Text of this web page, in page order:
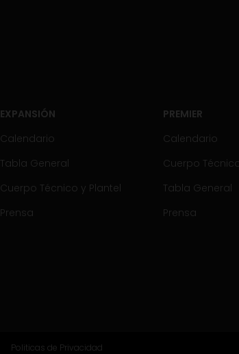
EXPANSIÓN
Calendario
Tabla General
Cuerpo Técnico y Plantel
Prensa
PREMIER
Calendario
Cuerpo
Tabla General
Prensa
Politicas de Privacidad